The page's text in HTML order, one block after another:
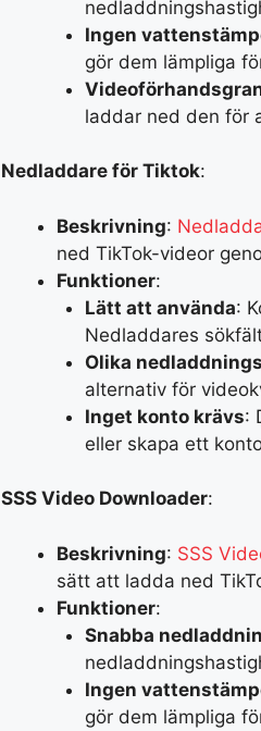
Ingen
gör dem lämpliga
laddar ned den för
Nedladdare för Tiktok:
Beskrivning:
ned TikTok-videor
Funktioner:
Lätt att använda:
Nedladdares
Olika
alternativ för
Inget konto krävs:
eller skapa ett
SSS Video Downloader:
Beskrivning: SSS
sätt att ladda ned
Funktioner:
Snabba
Ingen
gör dem lämpliga